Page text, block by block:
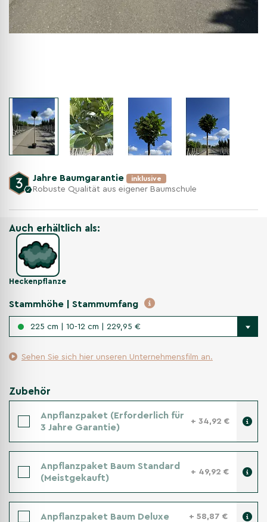
Jahre Baumgarantie inklusive
Robuste Qualität aus eigener Baumschule
Auch erhältlich als:
Heckenpflanze
Stammhöhe | Stammumfang
225 cm | 10-12 cm | 229,95 €
Sehen Sie sich hier unseren Unternehmensfilm an.
Zubehör
Anpflanzpaket (Erforderlich für
3 Jahre Garantie)
+ 34,92 €
Anpflanzpaket Baum Standard
(Meistgekauft)
+ 49,92 €
Anpflanzpaket Baum Deluxe + 58,87 €